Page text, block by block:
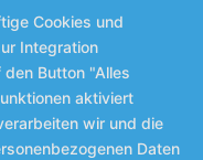
Cookies und
Integration
den Button "Alles
aktiviert
wir und die
Daten